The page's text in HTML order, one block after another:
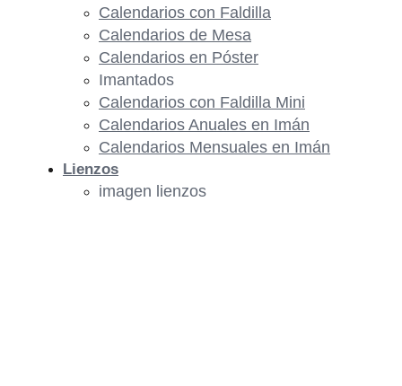
Calendarios con Faldilla
Calendarios de Mesa
Calendarios en Póster
Imantados
Calendarios con Faldilla Mini
Calendarios Anuales en Imán
Calendarios Mensuales en Imán
Lienzos
imagen lienzos